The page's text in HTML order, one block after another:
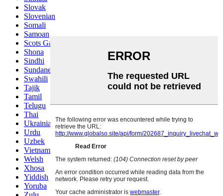
Slovak
Slovenian
Somali
Samoan
Scots Gaelic
Shona
Sindhi
Sundanese
Swahili
Tajik
Tamil
Telugu
Thai
Ukrainian
Urdu
Uzbek
Vietnamese
Welsh
Xhosa
Yiddish
Yoruba